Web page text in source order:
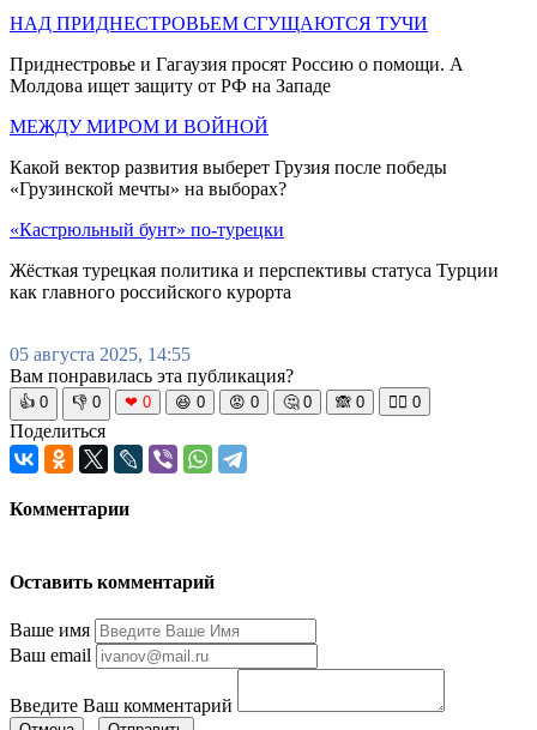
НАД ПРИДНЕСТРОВЬЕМ СГУЩАЮТСЯ ТУЧИ
Приднестровье и Гагаузия просят Россию о помощи. А
Молдова ищет защиту от РФ на Западе
МЕЖДУ МИРОМ И ВОЙНОЙ
Какой вектор развития выберет Грузия после победы
«Грузинской мечты» на выборах?
«Кастрюльный бунт» по-турецки
Жёсткая турецкая политика и перспективы статуса Турции
как главного российского курорта
05 августа 2025, 14:55
Вам понравилась эта публикация?
👍 0 👎 0 ❤ 0 😆 0 😡 0 🤔 0 🙈 0 🧘‍♀️ 0
Поделиться
Комментарии
Оставить комментарий
Ваше имя
Ваш email
Введите Ваш комментарий